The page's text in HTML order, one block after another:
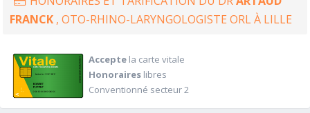
FRANCK , OTO-RHINO-LARYNGOLOGISTE ORL À LILLE
Acceptela carte vitale
Honoraireslibres
Conventionné secteur 2